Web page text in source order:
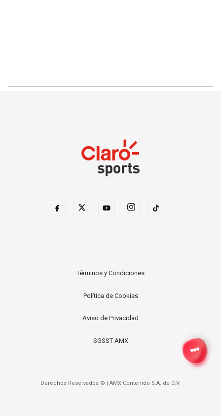
Términos y Condiciones
Política de Cookies
Aviso de Privacidad
SGSST AMX
Derechos Reservados © AMX Contenido S.A. de C.V.